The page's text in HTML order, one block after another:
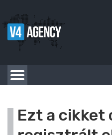
Ezt a cikket